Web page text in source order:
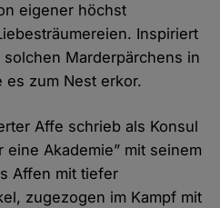
eigener höchst
Inspiriert
Marderpärchens in
zum Nest erkor.
Affe schrieb als Konsul
Akademie” mit seinem
Affen mit tiefer
zugezogen im Kampf mit